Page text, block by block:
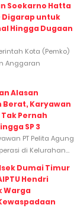
Soekarno Hatta
Digarap untuk
Hingga Dugaan
Kota (Pemko)
Anggaran
Alasan
Berat, Karyawan
Tak Pernah
SP 3
PT Pelita Agung
di Kelurahan...
Dumai Timur
Hendri
Warga